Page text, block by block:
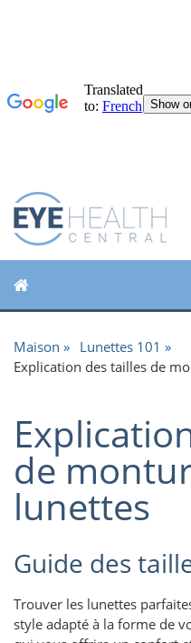
Maison
Lunettes 101
Explication des tailles de
de
lunettes
Guide des
Trouver les lunettes
style adapté à la forme de